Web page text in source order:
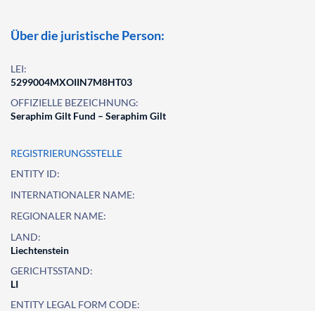
Über die juristische Person:
LEI:
5299004MXOIIN7M8HT03
OFFIZIELLE BEZEICHNUNG:
Seraphim Gilt Fund – Seraphim Gilt
REGISTRIERUNGSSTELLE
ENTITY ID:
INTERNATIONALER NAME:
REGIONALER NAME:
LAND:
Liechtenstein
GERICHTSSTAND:
LI
ENTITY LEGAL FORM CODE: